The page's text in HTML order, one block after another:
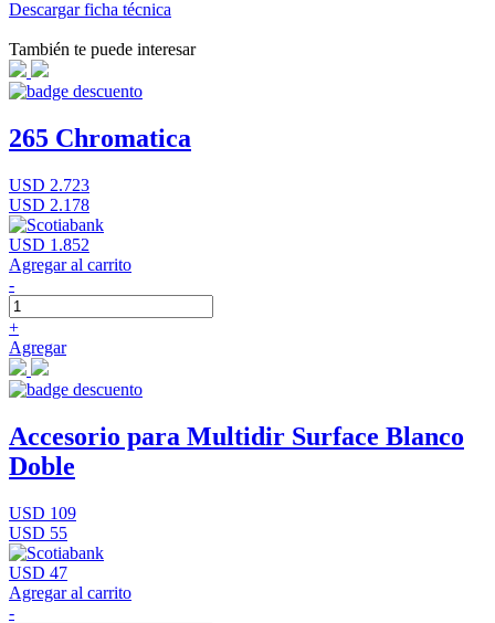
Descargar ficha técnica
También te puede interesar
265 Chromatica
USD 2.723
USD 2.178
USD 1.852
Agregar al carrito
-
+
Agregar
Accesorio para Multidir Surface Blanco
Doble
USD 109
USD 55
USD 47
Agregar al carrito
-